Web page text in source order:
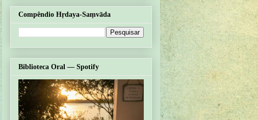
Compêndio Hṛdaya-Saṃvāda
Biblioteca Oral — Spotify